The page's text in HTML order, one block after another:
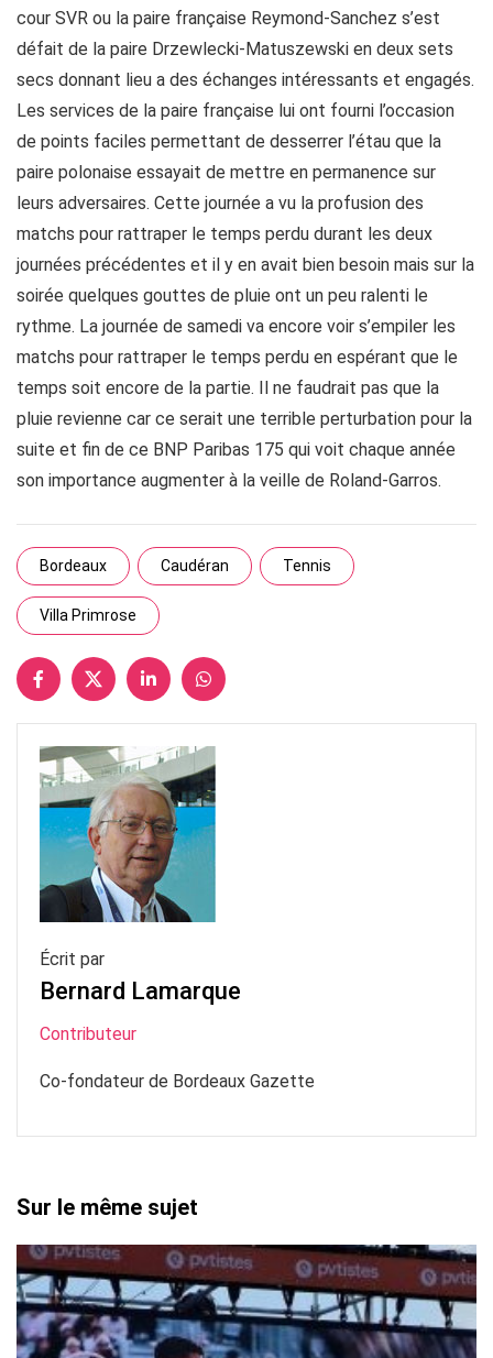
cour SVR ou la paire française Reymond-Sanchez s’est
défait de la paire Drzewlecki-Matuszewski en deux sets
secs donnant lieu a des échanges intéressants et engagés.
Les services de la paire française lui ont fourni l’occasion
de points faciles permettant de desserrer l’étau que la
paire polonaise essayait de mettre en permanence sur
leurs adversaires. Cette journée a vu la profusion des
matchs pour rattraper le temps perdu durant les deux
journées précédentes et il y en avait bien besoin mais sur la
soirée quelques gouttes de pluie ont un peu ralenti le
rythme. La journée de samedi va encore voir s’empiler les
matchs pour rattraper le temps perdu en espérant que le
temps soit encore de la partie. Il ne faudrait pas que la
pluie revienne car ce serait une terrible perturbation pour la
suite et fin de ce BNP Paribas 175 qui voit chaque année
son importance augmenter à la veille de Roland-Garros.
Bordeaux Caudéran Tennis
Villa Primrose
Écrit par
Bernard Lamarque
Contributeur
Co-fondateur de Bordeaux Gazette
Sur le même sujet